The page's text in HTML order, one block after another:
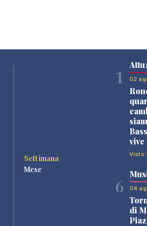
Settimana
Mese
1 02
vive
Visto
6 04
di